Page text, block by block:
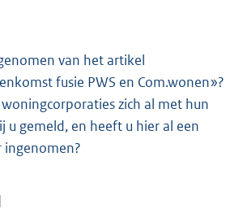
van het artikel
fusie PWS en Com.wonen»?
zich al met hun
u gemeld, en heeft u hier al een